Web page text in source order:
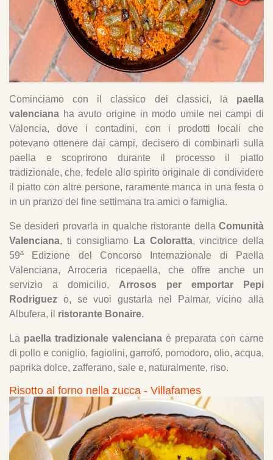
Cominciamo con il classico dei classici, la paella
valenciana ha avuto origine in modo umile nei campi di
Valencia, dove i contadini, con i prodotti locali che
potevano ottenere dai campi, decisero di combinarli sulla
paella e scoprirono durante il processo il piatto
tradizionale, che, fedele allo spirito originale di condividere
il piatto con altre persone, raramente manca in una festa o
in un pranzo del fine settimana tra amici o famiglia.
Se desideri provarla in qualche ristorante della Comunità
Valenciana, ti consigliamo La Coloratta, vincitrice della
59ª Edizione del Concorso Internazionale di Paella
Valenciana, Arroceria ricepaella, che offre anche un
servizio a domicilio, Arrosos per emportar Pepi
Rodriguez o, se vuoi gustarla nel Palmar, vicino alla
Albufera, il ristorante Bonaire.
La paella tradizionale valenciana è preparata con carne
di pollo e coniglio, fagiolini, garrofó, pomodoro, olio, acqua,
paprika dolce, zafferano, sale e, naturalmente, riso.
Risotto al forno nella zucca - Villafames